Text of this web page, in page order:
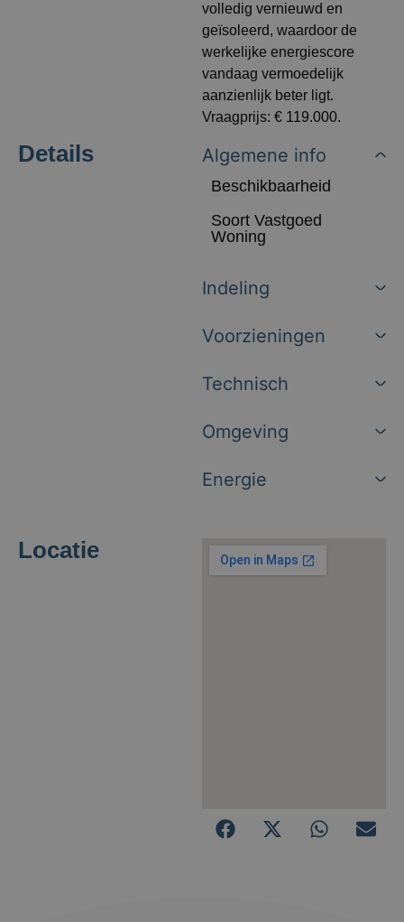
volledig vernieuwd en
geïsoleerd, waardoor de
werkelijke energiescore
vandaag vermoedelijk
aanzienlijk beter ligt.
Vraagprijs: € 119.000.
Details Algemene info
Beschikbaarheid
Soort Vastgoed
Woning
Indeling
Voorzieningen
Technisch
Omgeving
Energie
Locatie